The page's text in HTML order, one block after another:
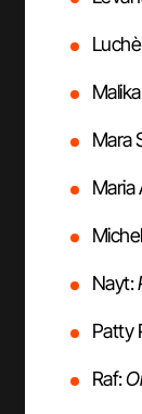
Mara
Maria
Nayt:
Patty
Raf: